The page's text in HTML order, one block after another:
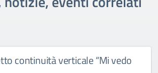
continuità verticale “Mi vedo